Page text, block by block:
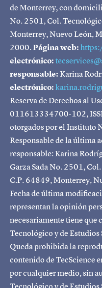
de Monterrey, con
No. 2501, Col.
Monterrey, Nuevo León,
2000.Página web:
electrónico:
responsable:Karina
electrónico:
Reserva de Derechos al
011613334700-102,
otorgados por el Instituto
Responsable de la última
responsable: Karina
Garza Sada No. 2501,
C.P. 64849, Monterrey,
Fecha de última
representan la opinión
necesariamente tiene
Tecnológico y de
Queda prohibida la
contenido de TecScience
por cualquier medio, sin